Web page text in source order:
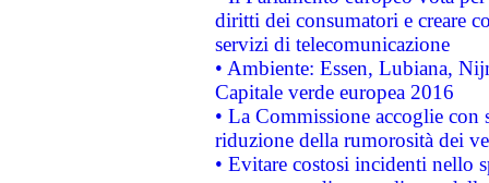
diritti dei consumatori e creare
servizi di telecomunicazione
• Ambiente: Essen, Lubiana,
Capitale verde europea 2016
• La Commissione accoglie
riduzione della rumorosità dei
• Evitare costosi incidenti nello